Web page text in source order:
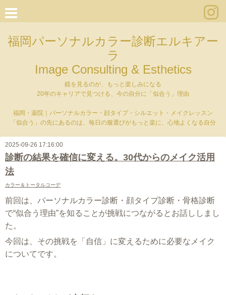
福岡パーソナルカラー診断エルキアー
ラ
Image Consulting & Esthetics
鏡を見るのが、もっと楽しみになる
20年のキャリアで見つける、今の自分に「似合う」理由
福岡・薬院｜パーソナルカラー・顔タイプ・シルエット・メイクレッスン
「似合う」の先にあるのは、毎日の服選びがもっと楽に、心地よくなる自分
2025-09-26 17:16:00
診断の結果を確信に変える。30代からのメイク活用
法
カラー＆トータルコーデ
前回は、パーソナルカラー診断・顔タイプ診断・骨格診断
で“似合う理由”を知ることが挑戦につながるとお話ししまし
た。
今回は、その挑戦を「自信」に変えるために必要なメイク
についてです。